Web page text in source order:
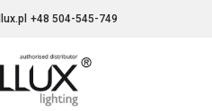
+48 504-545-749